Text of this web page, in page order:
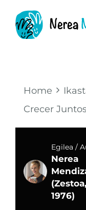
Home
Crecer
Egilea /
Nerea
(Zestoa,
1976)